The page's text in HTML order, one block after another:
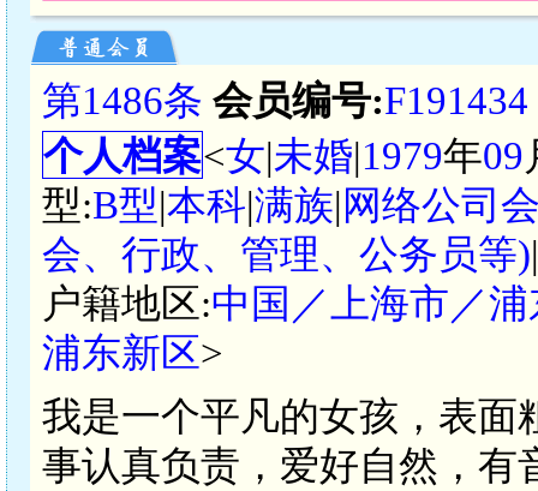
第1486条 会员编号:F191434
个人档案<女|未婚|1979年09
型:B型|本科|满族|网络公司
会、行政、管理、公务员等)
户籍地区:中国／上海市／
浦东新区>
我是一个平凡的女孩，表面
事认真负责，爱好自然，有